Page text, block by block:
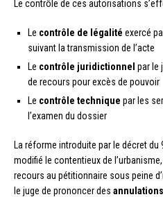
Le contrôle de ces autorisations
Le contrôle de légalité exercé
suivant la transmission de l’acte
Le contrôle juridictionnel par le
de recours pour excès de pouvoir
Le contrôle technique par les
l’examen du dossier
La réforme introduite par le décret
modifié le contentieux de
recours au pétitionnaire sous peine
le juge de prononcer des